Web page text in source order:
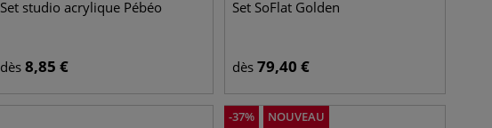
Set studio acrylique Pébéo
dès 8,85 €
Set SoFlat Golden
dès 79,40 €
-37% NOUVEAU